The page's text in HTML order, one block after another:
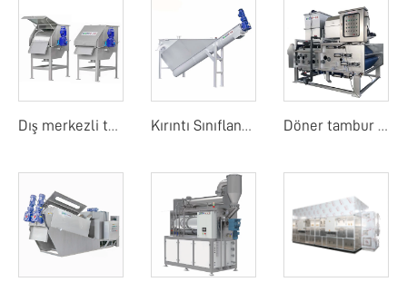
Dış merkezli tambur ekranı Kırıntı Sınıflandırıcı Döner tambur bant filtre basıncı